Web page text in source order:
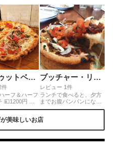
も映えていま
トが綺麗に
ス席を狙っ
ってみては🥰
築地トゥットベーネ
件
ーフ＆ハーフ
💴1200円 季
リモリサラダ
、最近1番旨
使って、味わ
ブッチャー・リパブリック 横浜赤レンガ シカゴピザ&ビア
レビュー 1件
ランチで食べると、夕方
までお腹パンパンになる
くらいのボリューム😆 品
ずに残念だったけど、そ
クで美味しかったー！！
美味しいお店